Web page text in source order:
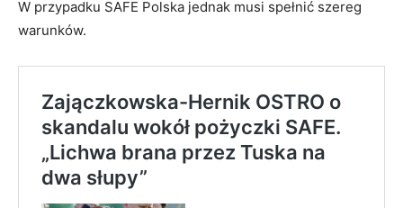
W przypadku SAFE Polska jednak musi spełnić szereg
warunków.